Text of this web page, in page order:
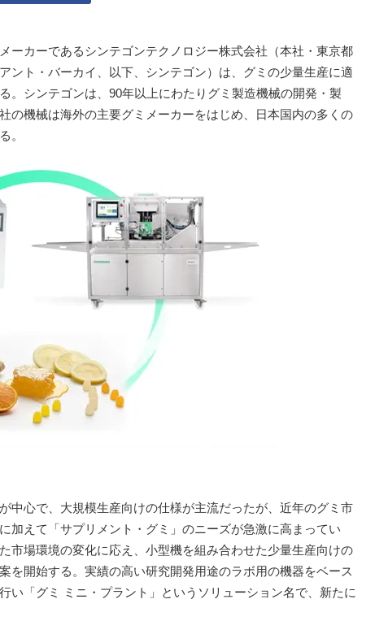
ーカーであるシンテゴンテクノロジー株式会社（本社・東京都
ント・バーカイ、以下、シンテゴン）は、グミの少量生産に適
。シンテゴンは、90年以上にわたりグミ製造機械の開発・製
の機械は海外の主要グミメーカーをはじめ、日本国内の多くの
。
中心で、大規模生産向けの仕様が主流だったが、近年のグミ市
加えて「サプリメント・グミ」のニーズが急激に高まってい
市場環境の変化に応え、小型機を組み合わせた少量生産向けの
を開始する。実績の高い研究開発用途のラボ用の機器をベース
い「グミ ミニ・プラント」というソリューション名で、新たに